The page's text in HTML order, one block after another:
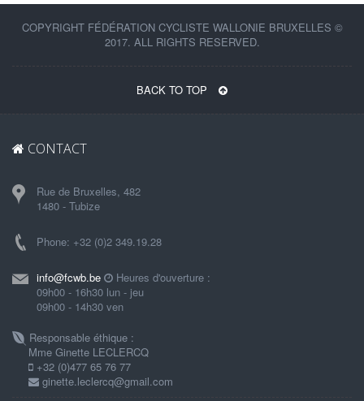
COPYRIGHT FÉDÉRATION CYCLISTE WALLONIE BRUXELLES ©
2017. ALL RIGHTS RESERVED.
BACK TO TOP
CONTACT
Rue de Bruxelles, 482
1480 - Tubize
Phone: +32 (0)2 349.19.28
info@fcwb.be
Heures d'ouverture :
09h00 - 16h30 lun - jeu
09h00 - 14h30 ven
Responsable éthique :
Mme Ginette LECLERCQ
+32 (0)477 65 76 77
ginette.leclercq@gmail.com